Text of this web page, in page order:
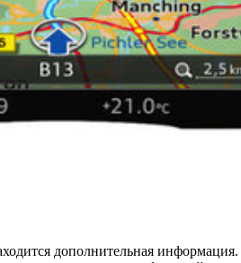
дополнительная